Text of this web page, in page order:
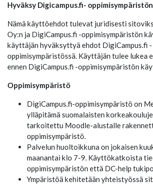
Hyväksy Digicampus.fi-
Nämä käyttöehdot tulevat juridisesti
Oy:n ja DigiCampus.fi -oppimisympäristön
käyttäjän hyväksyttyä ehdot DigiCampus.fi -
oppimisympäristössä. Käyttäjän tulee lukea
ennen DigiCampus.fi -oppimisympäristön
Oppimisympäristö
DigiCampus.fi-oppimisympäristö on
ylläpitämä suomalaisten
tarkoitettu Moodle-alustalle
oppimisympäristö.
Palvelun huoltoikkuna on jokaisen
maanantai klo 7-9. Käyttökatkoista
oppimisympäristön että DC-help
Ympäristöä kehitetään yhteistyössä